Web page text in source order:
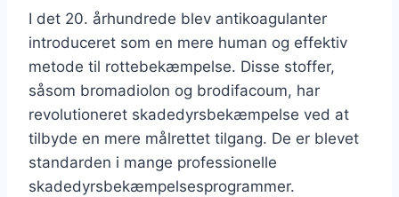
I det 20. århundrede blev antikoagulanter
introduceret som en mere human og effektiv
metode til rottebekæmpelse. Disse stoffer,
såsom bromadiolon og brodifacoum, har
revolutioneret skadedyrsbekæmpelse ved at
tilbyde en mere målrettet tilgang. De er blevet
standarden i mange professionelle
skadedyrsbekæmpelsesprogrammer.